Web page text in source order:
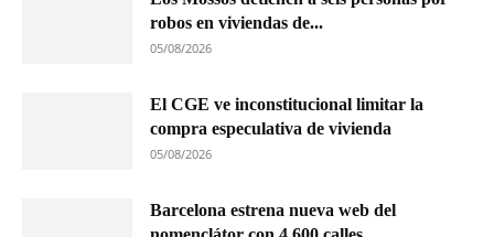
robos en viviendas de...
05/08/2026
El CGE ve inconstitucional limitar la
compra especulativa de vivienda
05/08/2026
Barcelona estrena nueva web del